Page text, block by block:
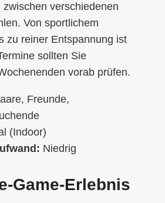
verschiedenen
Von sportlichem
zu reiner Entspannung ist
sollten Sie
vorab prüfen.
Freunde,
(Indoor)
Niedrig
Game-Erlebnis